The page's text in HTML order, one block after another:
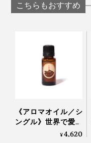
こちらもおすすめ
《アロマオイル／シ
ングル》世界で愛さ
れるタイのアロマブ
¥4,620